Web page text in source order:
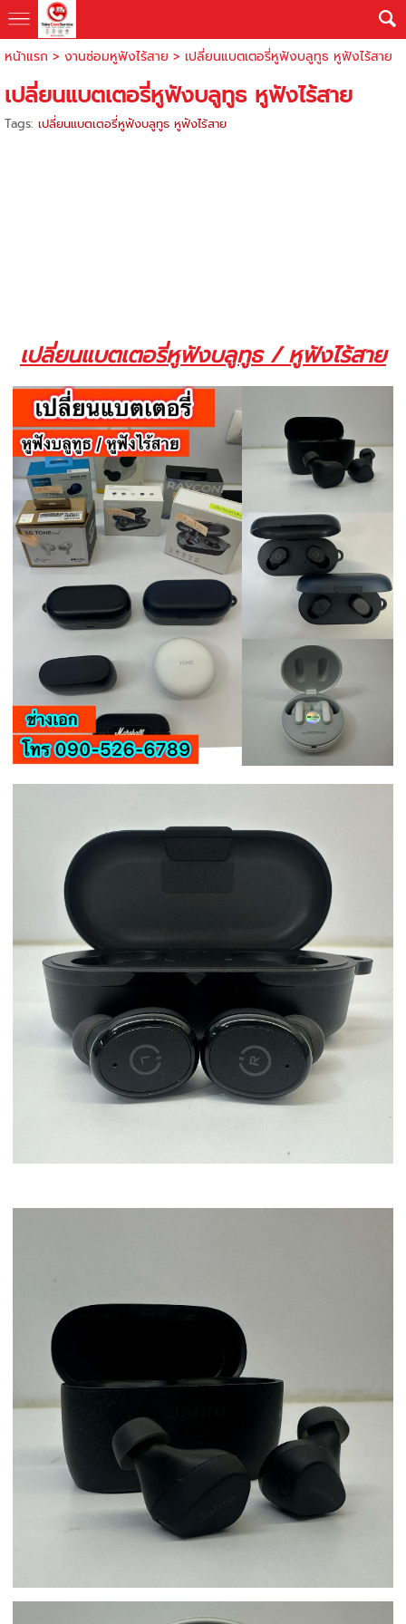
หน้าแรก > งานซ่อมหูฟังไร้สาย > เปลี่ยนแบตเตอรี่หูฟังบลูทูธ หูฟังไร้สาย
เปลี่ยนแบตเตอรี่หูฟังบลูทูธ หูฟังไร้สาย
Tags: เปลี่ยนแบตเตอรี่หูฟังบลูทูธ หูฟังไร้สาย
เปลี่ยนแบตเตอรี่หูฟังบลูทูธ / หูฟังไร้สาย